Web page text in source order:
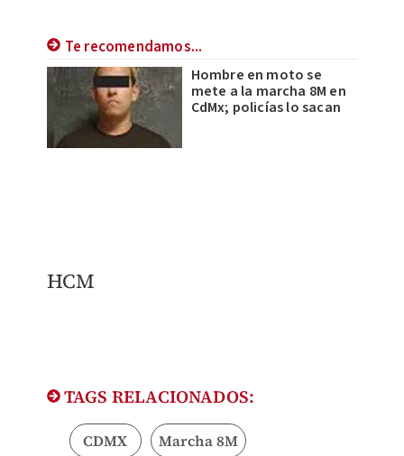
Te recomendamos...
Hombre en moto se
mete a la marcha 8M en
CdMx; policías lo sacan
HCM
TAGS RELACIONADOS:
CDMX Marcha 8M